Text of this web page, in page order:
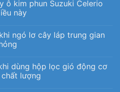
ô kim phun Suzuki Celerio
này
ngó lơ cây láp trung gian
dùng hộp lọc gió động cơ
lượng